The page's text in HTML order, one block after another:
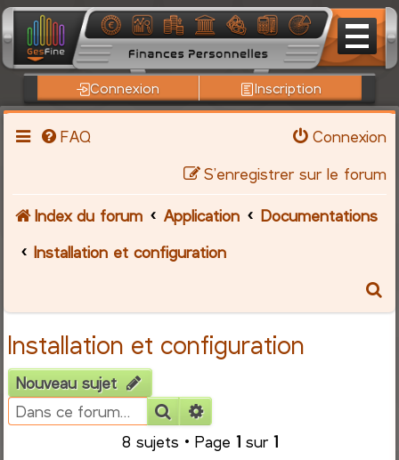
Connexion Inscription
FAQ
Connexion
S’enregistrer sur le forum
Index du forum Application
Documentations
Installation et configuration
Installation et configuration
Nouveau sujet
Rechercher
8 sujets • Page 1sur 1